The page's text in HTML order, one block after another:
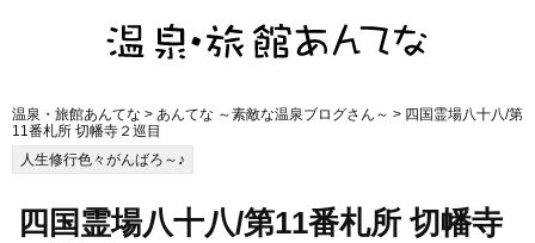
温泉・旅館あんてな > あんてな ～素敵な温泉ブログさん～ > 四国霊場八十八/第
11番札所 切幡寺２巡目
人生修行色々がんばろ～♪
四国霊場八十八/第11番札所 切幡寺